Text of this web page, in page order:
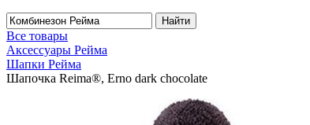
Найти
Все товары
Аксессуары Рейма
Шапки Рейма
Шапочка Reima®, Erno dark chocolate